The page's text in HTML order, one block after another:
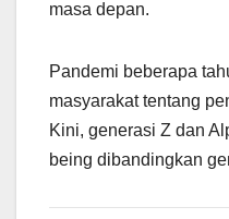
masa depan.
Pandemi beberapa
masyarakat tentang
Kini, generasi Z dan
being dibandingkan